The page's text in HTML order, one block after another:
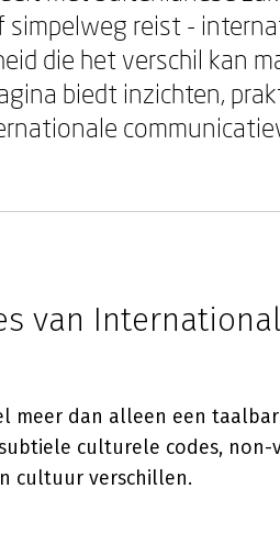
reist -
die het verschil kan
biedt inzichten,
van
meer dan alleen een
culturele codes, non-
cultuur verschillen.